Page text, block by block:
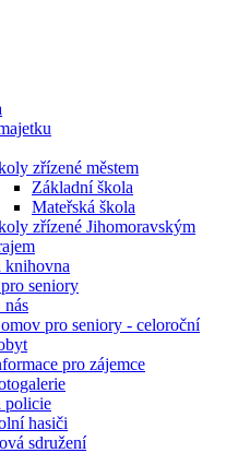
zřízené městem
Základní škola
Mateřská škola
zřízené Jihomoravským
knihovna
seniory
nás
pro seniory - celoroční
pro zájemce
policie
hasiči
sdružení